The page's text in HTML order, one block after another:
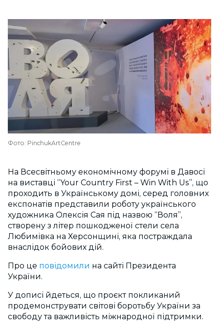
Фото: PinchukArtCentre
На Всесвітньому економічному форумі в Давосі
на виставці “Your Country First – Win With Us”, що
проходить в Українському домі, серед головних
експонатів представили роботу українського
художника Олексія Сая під назвою “Воля”,
створену з літер пошкодженої стели села
Любимівка на Херсонщині, яка постраждала
внаслідок бойових дій.
Про це повідомили на сайті Президента
України.
У дописі йдеться, що проєкт покликаний
продемонструвати світові боротьбу України за
свободу та важливість міжнародної підтримки.